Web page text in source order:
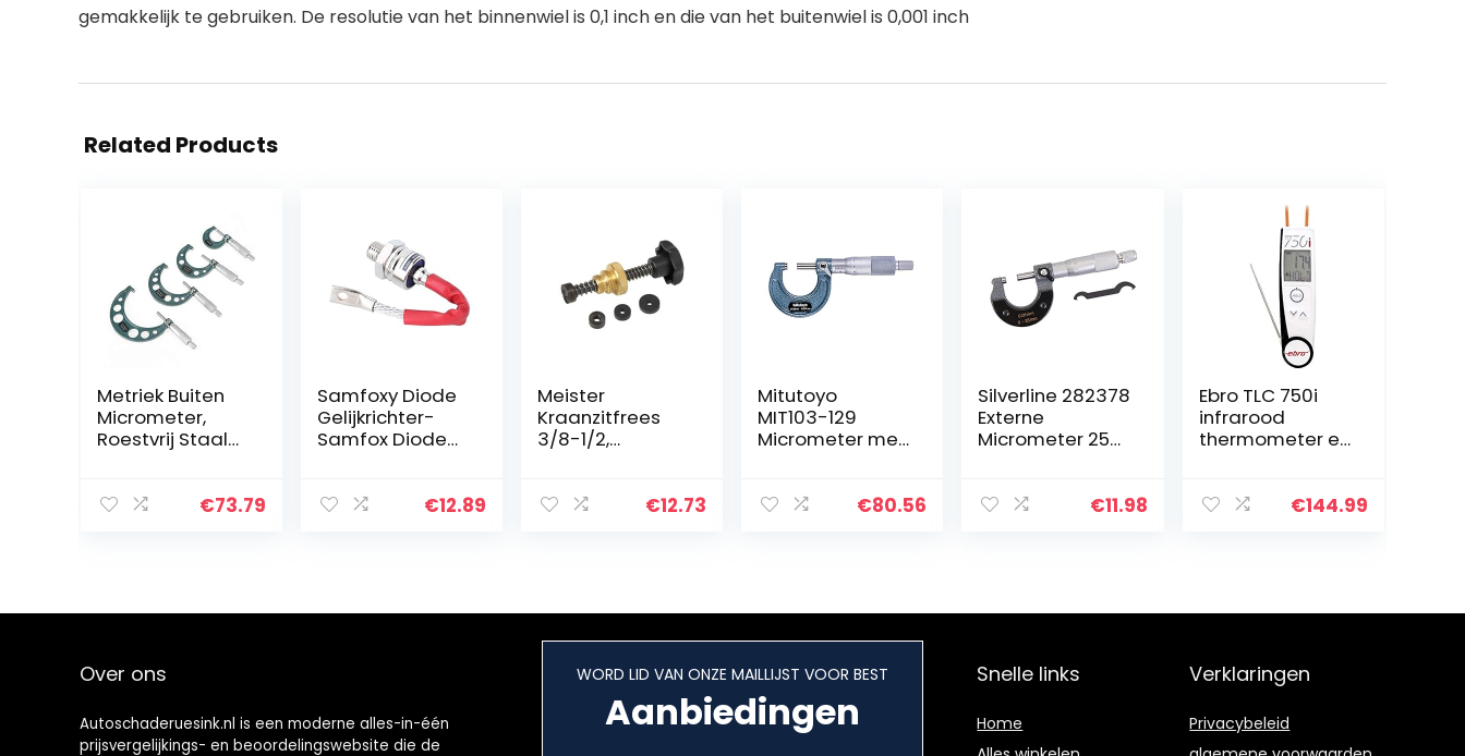
gemakkelijk te gebruiken. De resolutie van het binnenwiel is 0,1 inch en die van het buitenwiel is 0,001 inch
Related Products
Metriek Buiten
Micrometer,
Roestvrij Staal
stuks
€73.79
Samfoxy Diode
Gelijkrichter-
Samfox Diode
Dioden
€12.89
Meister
Kraanzitfrees
3/8-1/2,
€12.73
Mitutoyo
MIT103-129
Micrometer met
0mm25mm€80.56
Silverline 282378
Externe
Micrometer 25
€11.98
Ebro TLC 750i
infrarood
thermometer en
optiek 2:1-50 tot
€144.99
Over ons
Autoschaderuesink.nl is een moderne alles-in-één
prijsvergelijkings- en beoordelingswebsite die de
WORD LID VAN ONZE MAILLIJST VOOR BEST
Aanbiedingen
Snelle links
Home
Verklaringen
Privacybeleid